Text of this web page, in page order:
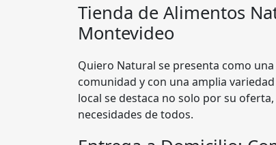
Tienda de Alimentos
Montevideo
Quiero Natural se presenta como una
comunidad y con una amplia
local se destaca no solo por su
necesidades de todos.